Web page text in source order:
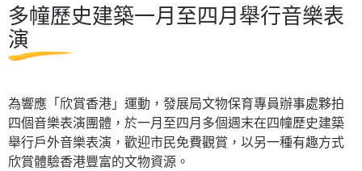
多幢歷史建築一月至四月舉行音樂表
演
為響應「欣賞香港」運動，發展局文物保育專員辦事處夥拍
四個音樂表演團體，於一月至四月多個週末在四幢歷史建築
舉行戶外音樂表演，歡迎市民免費觀賞，以另一種有趣方式
欣賞體驗香港豐富的文物資源。